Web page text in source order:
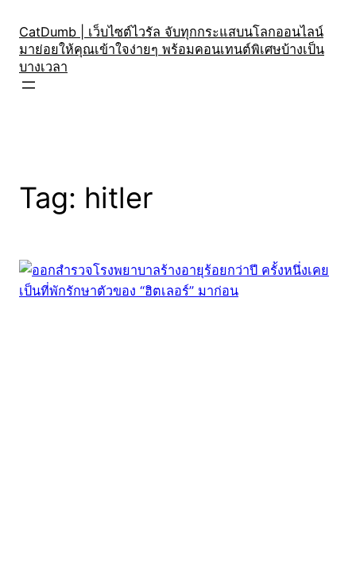
content
CatDumb | เว็บไซต์ไวรัล จับทุกกระแสบนโลกออนไลน์
มาย่อยให้คุณเข้าใจง่ายๆ พร้อมคอนเทนต์พิเศษบ้างเป็น
บางเวลา
Tag: hitler